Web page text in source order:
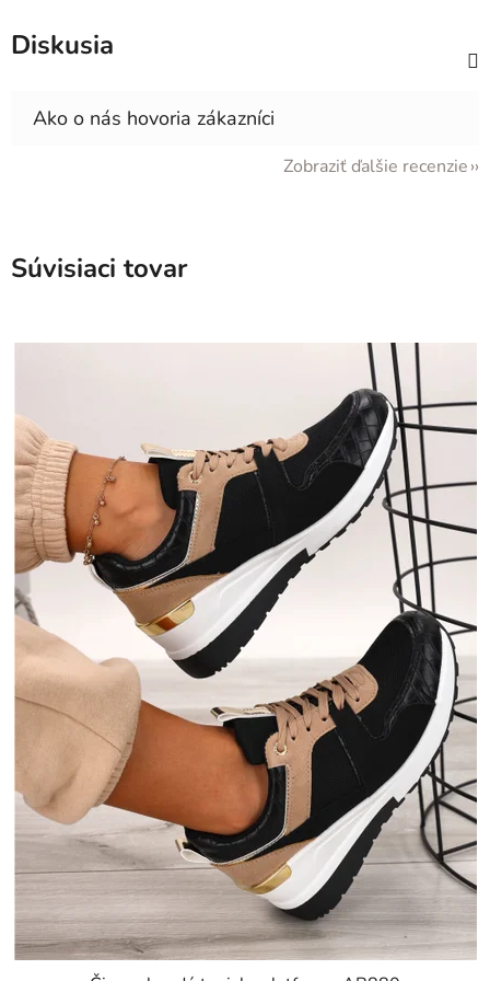
Diskusia
Zobraziť ďalšie recenzie
Súvisiaci tovar